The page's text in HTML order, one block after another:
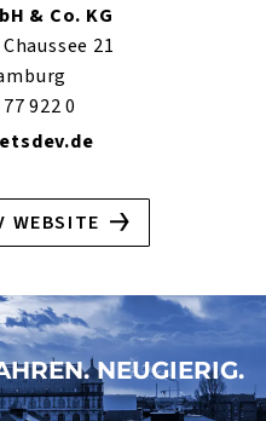
& Co. KG
21
922 0
WEBSITE
NEUGIERIG.